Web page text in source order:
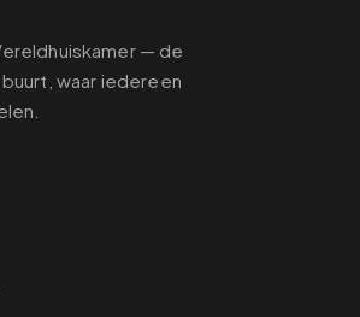
— de
waar iedereen